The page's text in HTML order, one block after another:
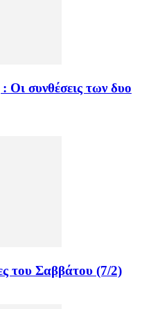
συνθέσεις των δυο
του Σαββάτου (7/2)